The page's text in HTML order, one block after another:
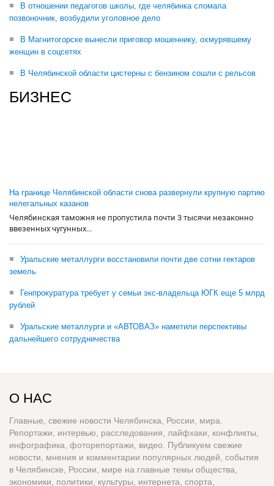
В отношении педагогов школы, где челябинка сломала
позвоночник, возбудили уголовное дело
В Магнитогорске вынесли приговор мошеннику, охмурявшему
женщин в соцсетях
В Челябинской области цистерны с бензином сошли с рельсов
БИЗНЕС
На границе Челябинской области снова развернули крупную партию
нелегальных казанов
Челябинская таможня не пропустила почти 3 тысячи незаконно
ввезенных чугунных...
Уральские металлурги восстановили почти две сотни гектаров
земель
Генпрокуратура требует у семьи экс-владельца ЮГК еще 5 млрд
рублей
Уральские металлурги и «АВТОВАЗ» наметили перспективы
дальнейшего сотрудничества
О НАС
Главные, свежие новости Челябинска, России, мира.
Репортажи, интервью, расследования, лайфхаки, конфликты,
инфографика, фоторепортажи, видео. Публикуем свежие
новости, мнения и комментарии популярных людей, события
в Челябинске, России, мире на главные темы общества,
экономики, политики, культуры, интернета, спорта,